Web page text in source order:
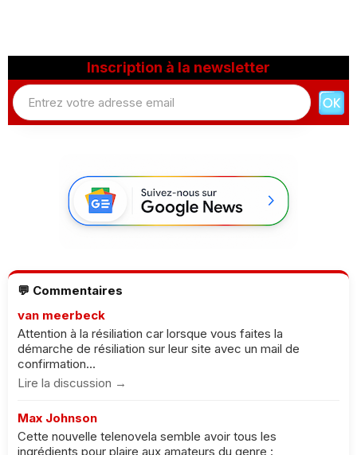
Inscription à la newsletter
💬 Commentaires
van meerbeck
Attention à la résiliation car lorsque vous faites la
démarche de résiliation sur leur site avec un mail de
confirmation...
Lire la discussion →
Max Johnson
Cette nouvelle telenovela semble avoir tous les
ingrédients pour plaire aux amateurs du genre :